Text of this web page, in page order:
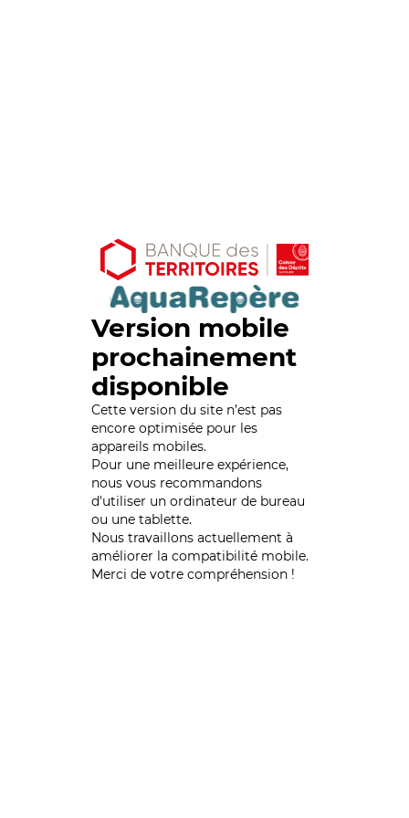
Version mobile
prochainement
disponible
Cette version du site n’est pas
encore optimisée pour les
appareils mobiles.
Pour une meilleure expérience,
nous vous recommandons
d'utiliser un ordinateur de bureau
ou une tablette.
Nous travaillons actuellement à
améliorer la compatibilité mobile.
Merci de votre compréhension !